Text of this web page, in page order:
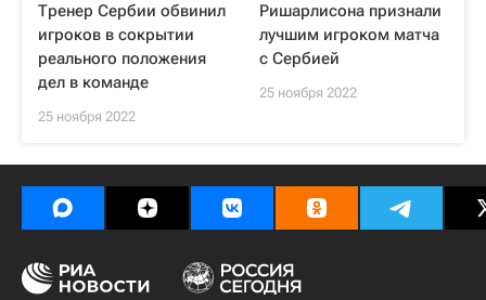
Тренер Сербии обвинил
игроков в сокрытии
реального положения
дел в команде
25 ноября 2022
Ришарлисона признали
лучшим игроком матча
с Сербией
25 ноября 2022